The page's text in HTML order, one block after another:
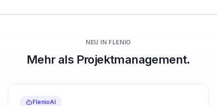
NEU IN FLENIO
Mehr als Projektmanagement.
FlenioAI